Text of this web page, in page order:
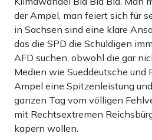
der Ampel, man feiert sich für
in Sachsen sind eine klare
das die SPD die Schuldigen
AFD suchen, obwohl die gar
Medien wie Sueddeutsche und
Ampel eine Spitzenleistung
ganzen Tag vom völligen
mit Rechtsextremen
kapern wollen.